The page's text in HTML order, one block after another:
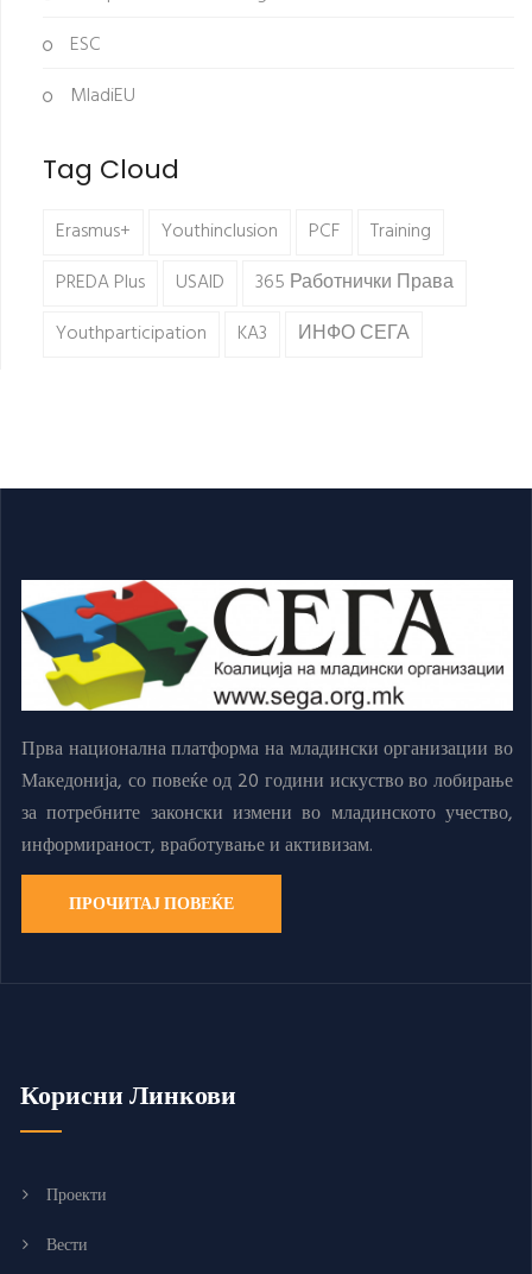
ESC
MladiEU
Tag Cloud
Erasmus+ Youthinclusion PCF
Training
PREDA Plus
USAID
365 Работнички Права
Youthparticipation
KA3 ИНФО СЕГА
Прва национална платформа на младински организации во
Македонија, со повеќе од 20 години искуство во лобирање
за потребните законски измени во младинското учество,
информираност, вработување и активизам.
ПРОЧИТАЈ ПОВЕЌЕ
Корисни Линкови
Проекти
Вести